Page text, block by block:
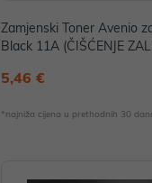
Zamjenski Toner Avenio
Black 11A (ČIŠĆENJE
5,46 €
*najniža cijena u prethodnih 30